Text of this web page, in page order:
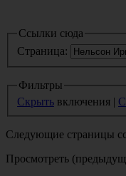
Ссылки сюда
Страница:
Фильтры
Скрыть включения |
Следующие страницы
Просмотреть